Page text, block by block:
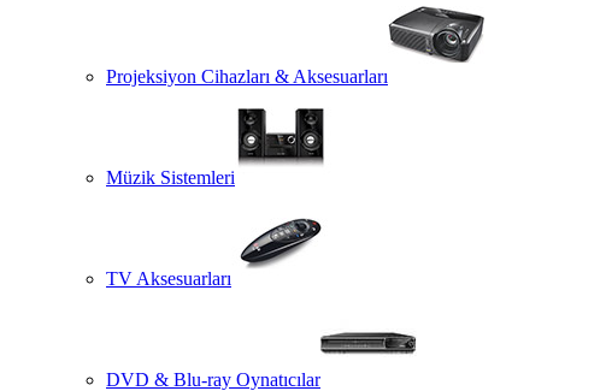
Projeksiyon Cihazları & Aksesuarları
Müzik Sistemleri
TV Aksesuarları
DVD & Blu-ray Oynatıcılar